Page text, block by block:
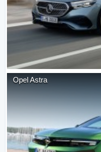
OpelAstra